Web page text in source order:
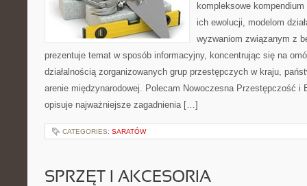
kompleksowe
ich ewolucji, modelom
wyzwaniom związanym z
prezentuje temat w sposób informacyjny, koncentrując się na
działalnością zorganizowanych grup przestępczych w kraju,
arenie międzynarodowej. Polecam Nowoczesna Przestępczość i
opisuje najważniejsze zagadnienia […]
CATEGORIES: SARATÓW
SPRZĘT I AKCESORIA